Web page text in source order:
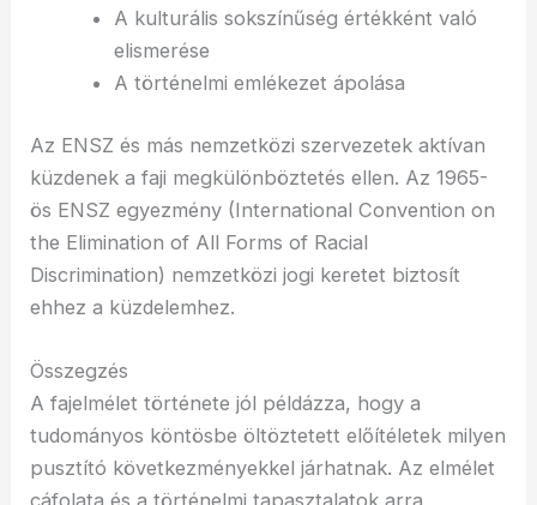
A kulturális sokszínűség értékként való
elismerése
A történelmi emlékezet ápolása
Az ENSZ és más nemzetközi szervezetek aktívan
küzdenek a faji megkülönböztetés ellen. Az 1965-
ös ENSZ egyezmény (International Convention on
the Elimination of All Forms of Racial
Discrimination) nemzetközi jogi keretet biztosít
ehhez a küzdelemhez.
Összegzés
A fajelmélet története jól példázza, hogy a
tudományos köntösbe öltöztetett előítéletek milyen
pusztító következményekkel járhatnak. Az elmélet